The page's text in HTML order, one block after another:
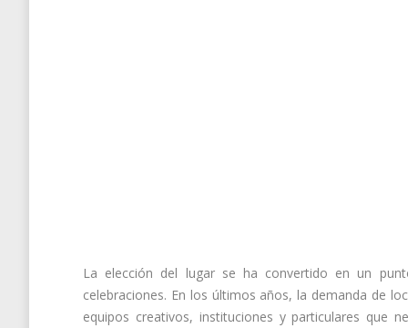
La elección del lugar se ha convertido en un
celebraciones. En los últimos años, la demanda de
equipos creativos, instituciones y particulares que